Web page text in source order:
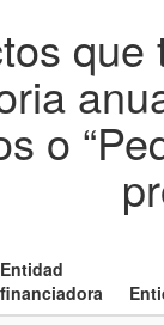
o
Entidad
financiadora